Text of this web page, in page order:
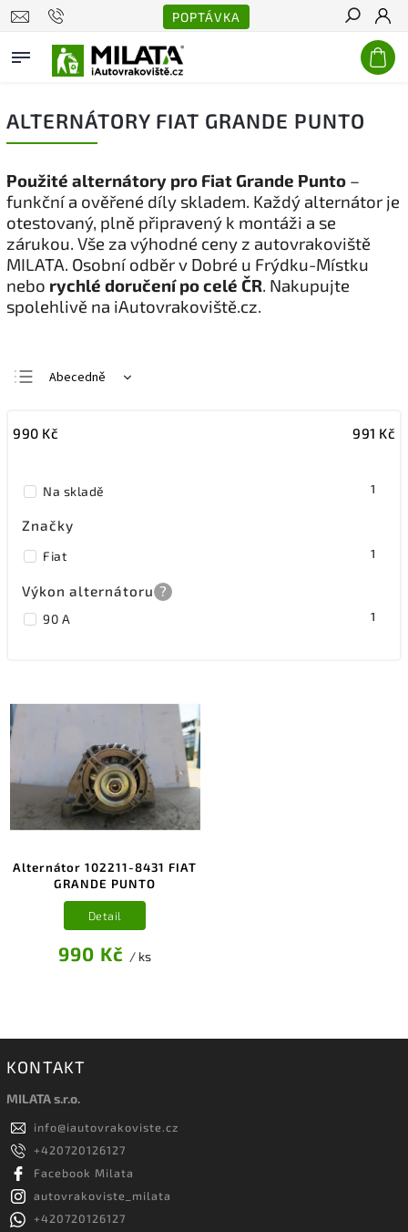
POPTÁVKA
Hledat
ALTERNÁTORY FIAT GRANDE PUNTO
Použité alternátory pro Fiat Grande Punto –
funkční a ověřené díly skladem. Každý alternátor je
otestovaný, plně připravený k montáži a se
zárukou. Vše za výhodné ceny z autovrakoviště
MILATA. Osobní odběr v Dobré u Frýdku-Místku
nebo rychlé doručení po celé ČR. Nakupujte
spolehlivě na iAutovrakoviště.cz.
Abecedně
Nejdražší
990 Kč 991 Kč
Na skladě 1
Značky
Fiat 1
Výkon alternátoru ?
90 A 1
Alternátor 102211-8431 FIAT
GRANDE PUNTO
990 Kč / ks
Detail
KONTAKT
MILATA s.r.o.
info@iautovrakoviste.cz
+420720126127
Facebook Milata
autovrakoviste_milata
+420720126127